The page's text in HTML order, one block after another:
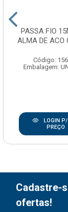
PASSA FIO
ALMA DE ACO
Código:
Embalagem:
LOGIN P/
PREÇO
Cadastre-
ofertas!